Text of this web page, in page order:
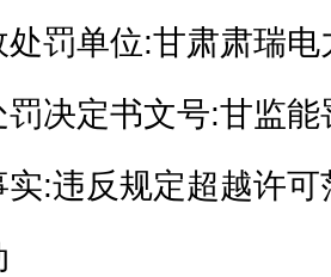
处罚单位:甘肃肃瑞
罚决定书文号:甘监
实:违反规定超越许